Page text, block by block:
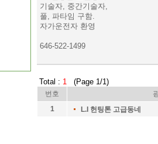
기술자, 중간기술자,
풀, 파타임 구함.
자가운전자 환영
646-522-1499
Total : 1 (Page 1/1)
번호
1
L.I 헌팅톤 고급동네